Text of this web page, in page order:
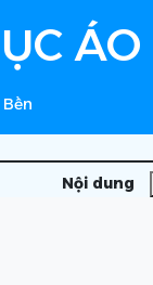
Nội dung